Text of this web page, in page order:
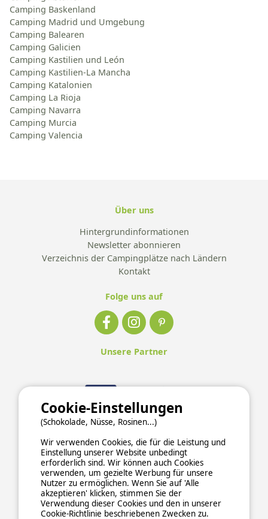
Camping Baskenland
Camping Madrid und Umgebung
Camping Balearen
Camping Galicien
Camping Kastilien und León
Camping Kastilien-La Mancha
Camping Katalonien
Camping La Rioja
Camping Navarra
Camping Murcia
Camping Valencia
Über uns
Hintergrundinformationen
Newsletter abonnieren
Verzeichnis der Campingplätze nach Ländern
Kontakt
Folge uns auf
Unsere Partner
Cookie-Einstellungen
(Schokolade, Nüsse, Rosinen...)
Wir verwenden Cookies, die für die Leistung und
Einstellung unserer Website unbedingt
erforderlich sind. Wir können auch Cookies
verwenden, um gezielte Werbung für unsere
Nutzer zu ermöglichen. Wenn Sie auf 'Alle
akzeptieren' klicken, stimmen Sie der
Verwendung dieser Cookies und den in unserer
Cookie-Richtlinie beschriebenen Zwecken zu.